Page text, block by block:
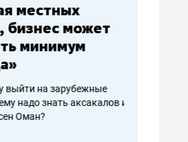
местных
бизнес может
минимум
выйти на зарубежные
надо знать аксакалов и
Оман?